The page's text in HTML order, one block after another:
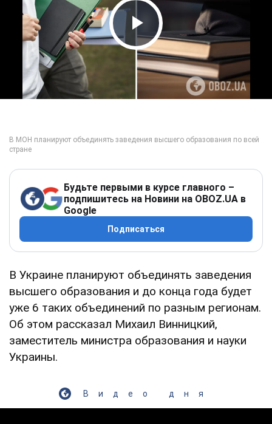
Play Video
Будьте первыми в курсе главного –
подпишитесь на Новини на OBOZ.UA в
Google
Подписаться
В Украине планируют объединять заведения
высшего образования и до конца года будет
уже 6 таких объединений по разным регионам.
Об этом рассказал Михаил Винницкий,
заместитель министра образования и науки
Украины.
Видео дня